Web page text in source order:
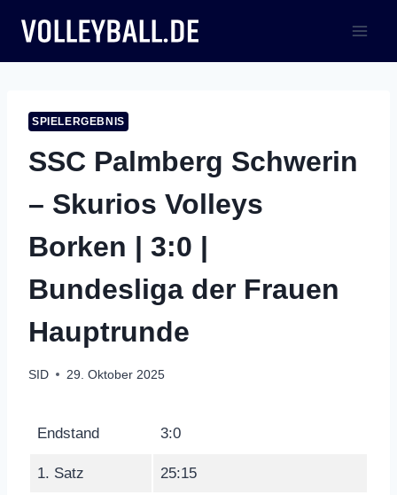
Inhalt
springen
SPIELERGEBNIS
SSC Palmberg Schwerin
– Skurios Volleys
Borken | 3:0 |
Bundesliga der Frauen
Hauptrunde
SID 29. Oktober 2025
Endstand 3:0
1. Satz 25:15